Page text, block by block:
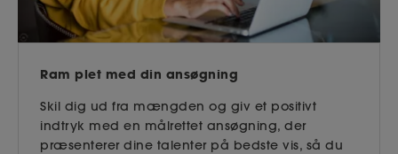
Ram plet med din ansøgning
Skil dig ud fra mængden og giv et positivt
indtryk med en målrettet ansøgning, der
præsenterer dine talenter på bedste vis, så du